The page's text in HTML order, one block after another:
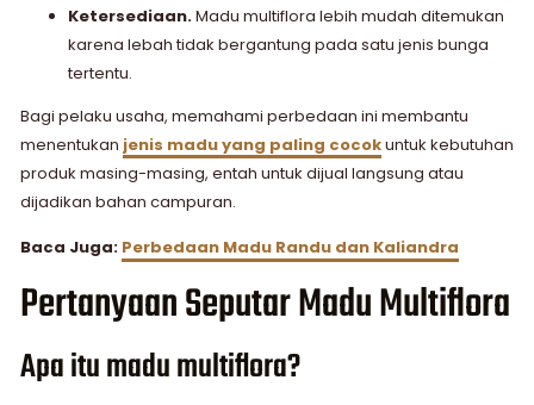
Ketersediaan.Madu multiflora lebih mudah ditemukan
karena lebah tidak bergantung pada satu jenis bunga
tertentu.
Bagi pelaku usaha, memahami perbedaan ini membantu
menentukan jenis madu yang paling cocokuntuk kebutuhan
produk masing-masing, entah untuk dijual langsung atau
dijadikan bahan campuran.
Baca Juga: Perbedaan Madu Randu dan Kaliandra
Pertanyaan Seputar Madu Multiflora
Apa itu madu multiflora?